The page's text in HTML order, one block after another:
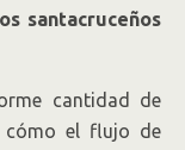
santacruceños
cantidad de
cómo el flujo de